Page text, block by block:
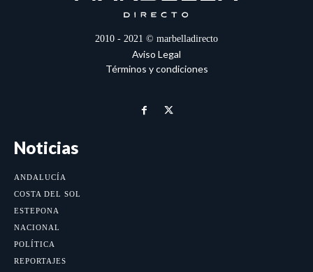
2010 - 2021 © marbelladirecto
Aviso Legal
Términos y condiciones
Noticias
ANDALUCÍA
COSTA DEL SOL
ESTEPONA
NACIONAL
POLÍTICA
REPORTAJES